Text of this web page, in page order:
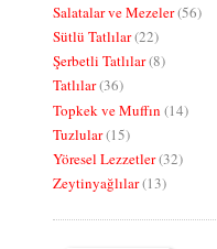
Salatalar ve Mezeler(56)
Sütlü Tatlılar(22)
Şerbetli Tatlılar(8)
Tatlılar(36)
Topkek ve Muffın (14)
Tuzlular(15)
Yöresel Lezzetler(32)
Zeytinyağlılar(13)